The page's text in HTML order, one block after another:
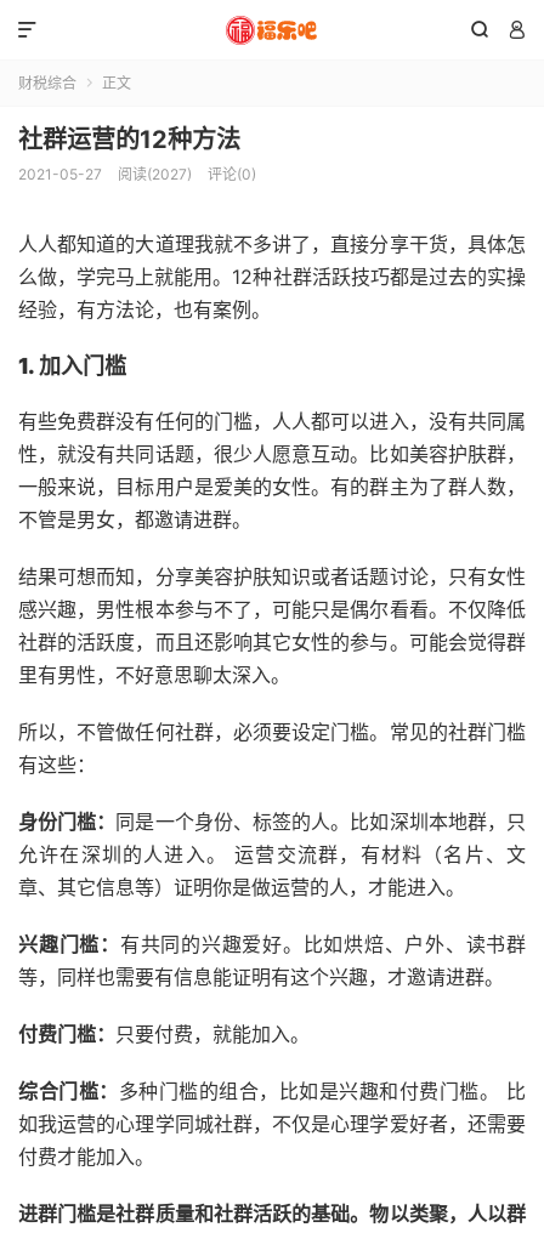
 

财税综合  正文
社群运营的12种方法
2021-05-27 阅读(2027) 评论(0)
人人都知道的大道理我就不多讲了，直接分享干货，具体怎
么做，学完马上就能用。12种社群活跃技巧都是过去的实操
经验，有方法论，也有案例。
1. 加入门槛
有些免费群没有任何的门槛，人人都可以进入，没有共同属
性，就没有共同话题，很少人愿意互动。比如美容护肤群，
一般来说，目标用户是爱美的女性。有的群主为了群人数，
不管是男女，都邀请进群。
结果可想而知，分享美容护肤知识或者话题讨论，只有女性
感兴趣，男性根本参与不了，可能只是偶尔看看。不仅降低
社群的活跃度，而且还影响其它女性的参与。可能会觉得群
里有男性，不好意思聊太深入。
所以，不管做任何社群，必须要设定门槛。常见的社群门槛
有这些：
身份门槛： 同是一个身份、标签的人。比如深圳本地群，只
允许在深圳的人进入。 运营交流群，有材料（名片、文
章、其它信息等）证明你是做运营的人，才能进入。
兴趣门槛： 有共同的兴趣爱好。比如烘焙、户外、读书群
等，同样也需要有信息能证明有这个兴趣，才邀请进群。
付费门槛： 只要付费，就能加入。
综合门槛： 多种门槛的组合，比如是兴趣和付费门槛。 比
如我运营的心理学同城社群，不仅是心理学爱好者，还需要
付费才能加入。
进群门槛是社群质量和社群活跃的基础。物以类聚，人以群